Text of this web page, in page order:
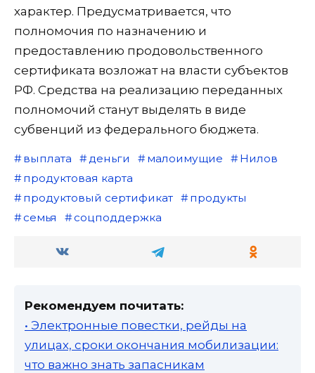
характер. Предусматривается, что
полномочия по назначению и
предоставлению продовольственного
сертификата возложат на власти субъектов
РФ. Средства на реализацию переданных
полномочий станут выделять в виде
субвенций из федерального бюджета.
выплата деньги малоимущие
Нилов
продуктовая карта
продуктовый сертификат
продукты
семья
соцподдержка
Рекомендуем почитать:
• Электронные повестки, рейды на
улицах, сроки окончания мобилизации:
что важно знать запасникам